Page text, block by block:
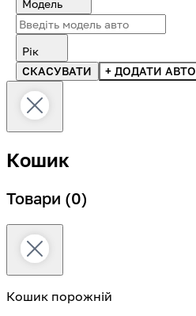
Модель
Рік
СКАСУВАТИ
+ ДОДАТИ АВТО
Кошик
Товари (0)
Кошик порожній